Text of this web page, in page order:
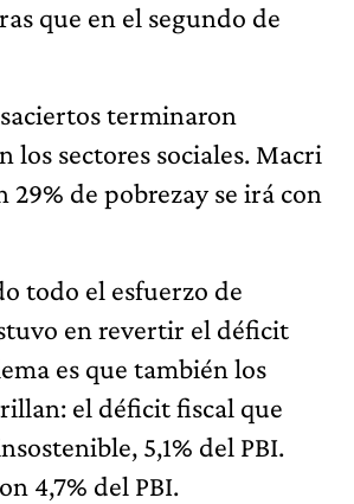
que en el segundo de
terminaron
los sectores sociales. Macri
29% de pobrezay se irá con
todo el esfuerzo de
en revertir el déficit
es que también los
el déficit fiscal que
5,1% del PBI.
4,7% del PBI.